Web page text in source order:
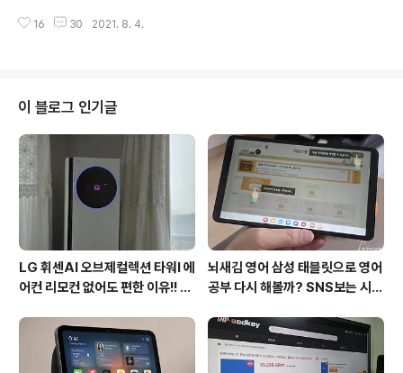
시Z 폴드3 5G 스펙 이유야 어찌 되었든 삼성 갤럭시Z 폴
가능성이 있고 아이폰13도 출시되기 전이지만 그래도 한
타늄을 사용했기 때문에 향후 출시될 아이폰14에 티타늄
합금을 도입할 계획이라는 소식은 개연성이 없는 것도 아
니라고 하겠습니다. 그러나 티타늄의 인성은 다른 금속과
티타늄 합금의 일부로 사용될 때만 달성되기 때문에 티타
늄만 사용하기에는 무리가 있지 않을까 생각됩니다. 아이
폰14 프로 티타늄 사용 시 문제 해결 아이..
16 30 2021. 8. 4.
이 블로그 인기글
LG 휘센AI 오브제컬렉션 타워I 에
어컨 리모컨 없어도 편한 이유!! 7
후기
뇌새김 영어 삼성 태블릿으로 영어
공부 다시 해볼까? SNS보는 시간